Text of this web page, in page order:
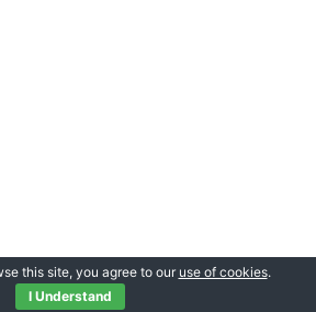
this site, you agree to our use of cookies.
I Understand